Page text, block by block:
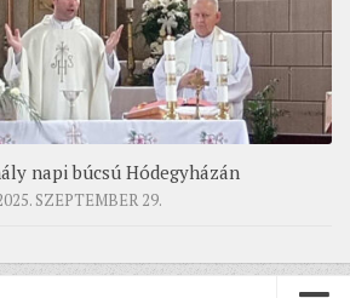
napi búcsú Hódegyházán
SZEPTEMBER 29.